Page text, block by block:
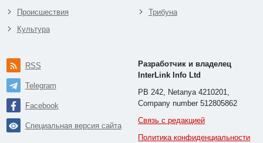
Происшествия
Культура
Трибуна
RSS
Telegram
Facebook
Специальная версия сайта
Разработчик и владелец
InterLink Info Ltd
PB 242, Netanya 4210201,
Company number 512805862
Связь с редакцией
Политика конфиденциальности